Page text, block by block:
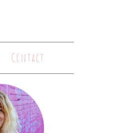
Contact